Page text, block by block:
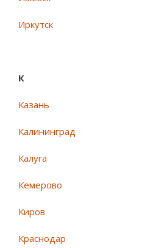
Иркутск
К
Казань
Калининград
Калуга
Кемерово
Киров
Краснодар